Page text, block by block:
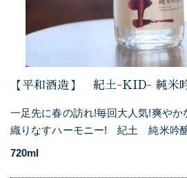
【平和酒造】 紀土-KID- 純米
一足先に春の訪れ!毎回大人気!爽や
織りなすハーモニー! 紀土 純米吟
720ml